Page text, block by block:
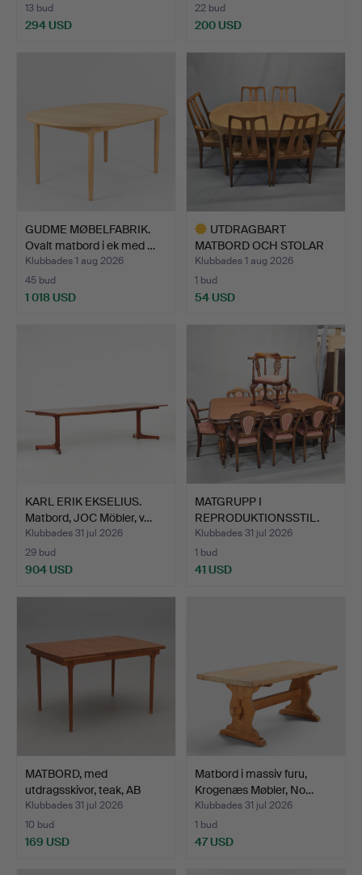
13 bud
294 USD
22 bud
200 USD
GUDME MØBELFABRIK.
Ovalt matbord i ek med …
Klubbades 1 aug 2026
45 bud
1 018 USD
UTDRAGBART
MATBORD OCH STOLAR
FRÅN NATHAN.
Klubbades 1 aug 2026
1 bud
54 USD
KARL ERIK EKSELIUS.
Matbord, JOC Möbler, v…
Klubbades 31 jul 2026
29 bud
904 USD
MATGRUPP I
REPRODUKTIONSSTIL.
Klubbades 31 jul 2026
1 bud
41 USD
MATBORD, med
utdragsskivor, teak, AB
Möbel…
Klubbades 31 jul 2026
10 bud
169 USD
Matbord i massiv furu,
Krogenæs Møbler, No…
Klubbades 31 jul 2026
1 bud
47 USD